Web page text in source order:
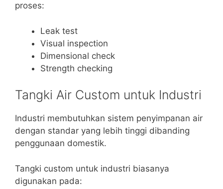
proses:
Leak test
Visual inspection
Dimensional check
Strength checking
Tangki Air Custom untuk Industri
Industri membutuhkan sistem penyimpanan air
dengan standar yang lebih tinggi dibanding
penggunaan domestik.
Tangki custom untuk industri biasanya
digunakan pada: